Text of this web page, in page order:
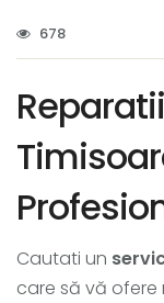
678
Cautati un
care să vă ofere